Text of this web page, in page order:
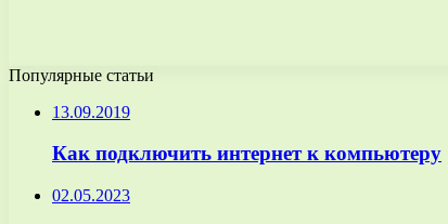
Популярные статьи
13.09.2019
Как подключить интернет к компьютеру
02.05.2023